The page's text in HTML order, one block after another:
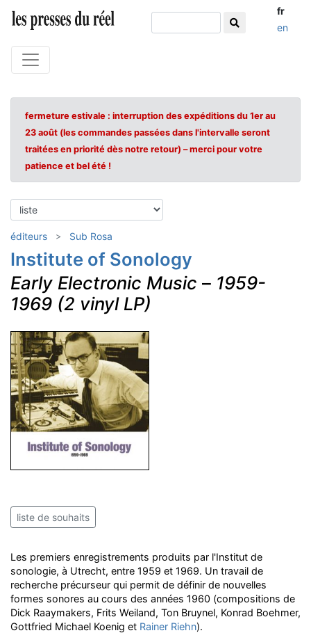
fr
en
fermeture estivale : interruption des expéditions du 1er au
23 août (les commandes passées dans l'intervalle seront
traitées en priorité dès notre retour) – merci pour votre
patience et bel été !
éditeurs Sub Rosa
Institute of Sonology
Early Electronic Music – 1959-
1969 (2 vinyl LP)
liste de souhaits
Les premiers enregistrements produits par l'Institut de
sonologie, à Utrecht, entre 1959 et 1969. Un travail de
recherche précurseur qui permit de définir de nouvelles
formes sonores au cours des années 1960 (compositions de
Dick Raaymakers, Frits Weiland, Ton Bruynel, Konrad Boehmer,
Gottfried Michael Koenig et Rainer Riehn).